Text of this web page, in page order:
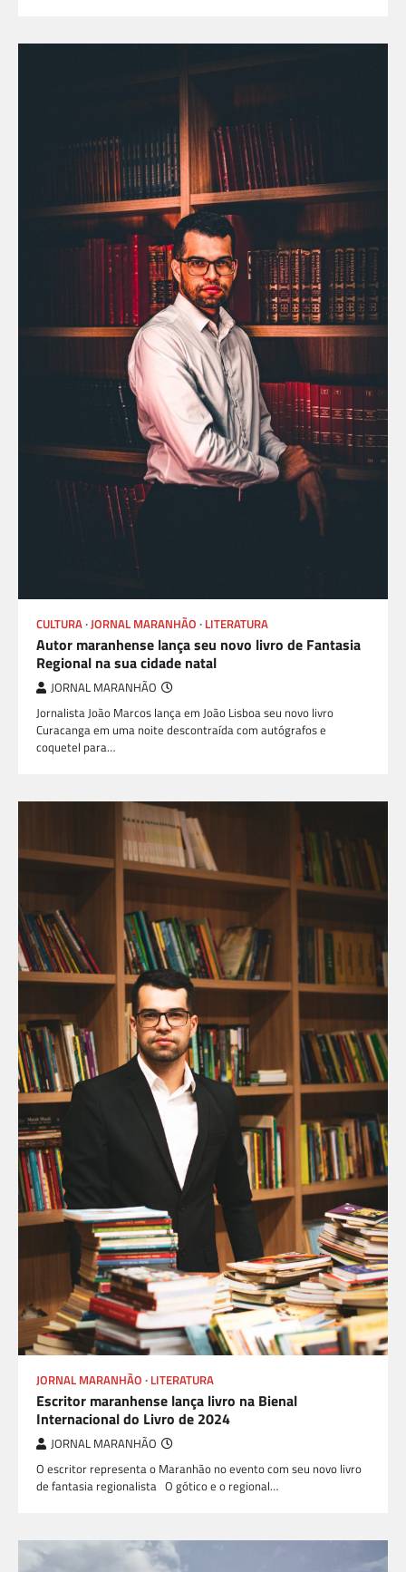
CULTURA JORNAL MARANHÃO LITERATURA
Autor maranhense lança seu novo livro de Fantasia
Regional na sua cidade natal
JORNAL MARANHÃO
Jornalista João Marcos lança em João Lisboa seu novo livro
Curacanga em uma noite descontraída com autógrafos e
coquetel para…
JORNAL MARANHÃO LITERATURA
Escritor maranhense lança livro na Bienal
Internacional do Livro de 2024
JORNAL MARANHÃO
O escritor representa o Maranhão no evento com seu novo livro
de fantasia regionalista O gótico e o regional…